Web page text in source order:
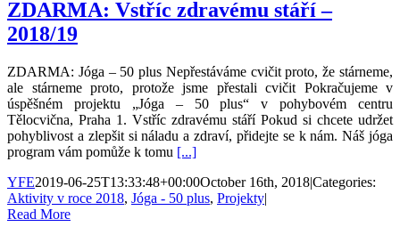
ZDARMA: Vstříc zdravému stáří –
2018/19
ZDARMA: Jóga – 50 plus Nepřestáváme cvičit proto, že stárneme,
ale stárneme proto, protože jsme přestali cvičit Pokračujeme v
úspěšném projektu „Jóga – 50 plus“ v pohybovém centru
Tělocvična, Praha 1. Vstříc zdravému stáří Pokud si chcete udržet
pohyblivost a zlepšit si náladu a zdraví, přidejte se k nám. Náš jóga
program vám pomůže k tomu [...]
YFE2019-06-25T13:33:48+00:00October 16th, 2018|Categories:
Aktivity v roce 2018, Jóga - 50 plus, Projekty|
Read More